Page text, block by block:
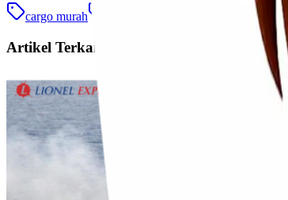
cargo murah
Artikel Terkait